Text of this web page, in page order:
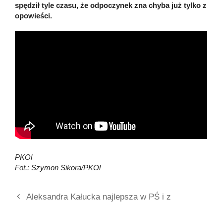
spędził tyle czasu, że odpoczynek zna chyba już tylko z
opowieści.
PKOl
Fot.: Szymon Sikora/PKOl
Aleksandra Kałucka najlepsza w PŚ i z